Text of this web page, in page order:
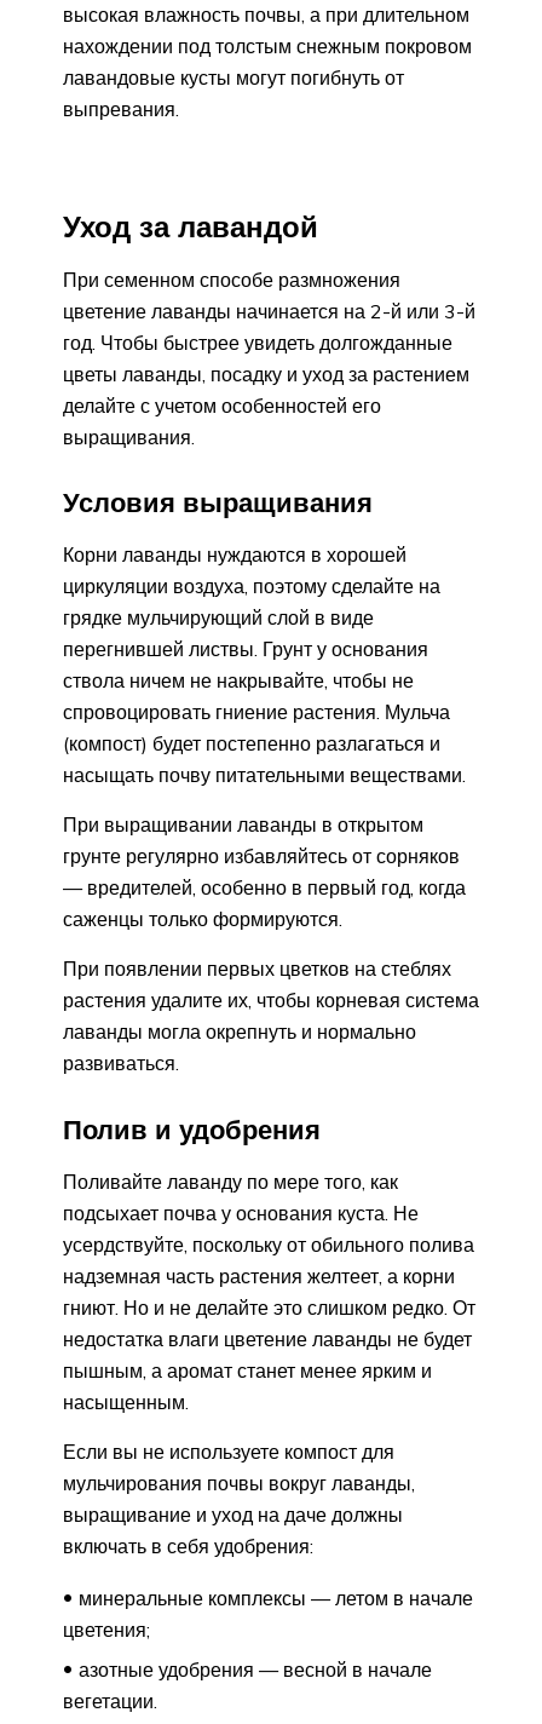
высокая влажность почвы, а при длительном
нахождении под толстым снежным покровом
лавандовые кусты могут погибнуть от
выпревания.
Уход за лавандой
При семенном способе размножения
цветение лаванды начинается на 2-й или 3-й
год. Чтобы быстрее увидеть долгожданные
цветы лаванды, посадку и уход за растением
делайте с учетом особенностей его
выращивания.
Условия выращивания
Корни лаванды нуждаются в хорошей
циркуляции воздуха, поэтому сделайте на
грядке мульчирующий слой в виде
перегнившей листвы. Грунт у основания
ствола ничем не накрывайте, чтобы не
спровоцировать гниение растения. Мульча
(компост) будет постепенно разлагаться и
насыщать почву питательными веществами.
При выращивании лаванды в открытом
грунте регулярно избавляйтесь от сорняков
— вредителей, особенно в первый год, когда
саженцы только формируются.
При появлении первых цветков на стеблях
растения удалите их, чтобы корневая система
лаванды могла окрепнуть и нормально
развиваться.
Полив и удобрения
Поливайте лаванду по мере того, как
подсыхает почва у основания куста. Не
усердствуйте, поскольку от обильного полива
надземная часть растения желтеет, а корни
гниют. Но и не делайте это слишком редко. От
недостатка влаги цветение лаванды не будет
пышным, а аромат станет менее ярким и
насыщенным.
Если вы не используете компост для
мульчирования почвы вокруг лаванды,
выращивание и уход на даче должны
включать в себя удобрения:
минеральные комплексы — летом в начале
цветения;
азотные удобрения — весной в начале
вегетации.